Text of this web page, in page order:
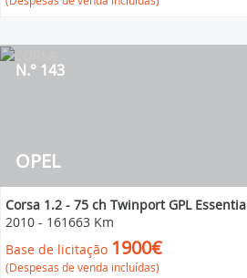
OPEL
N.° 143
Corsa 1.2 - 75 ch Twinport GPL Essentia
2010 - 161663 Km
Base de licitação 1900€
(Despesas de venda incluídas)